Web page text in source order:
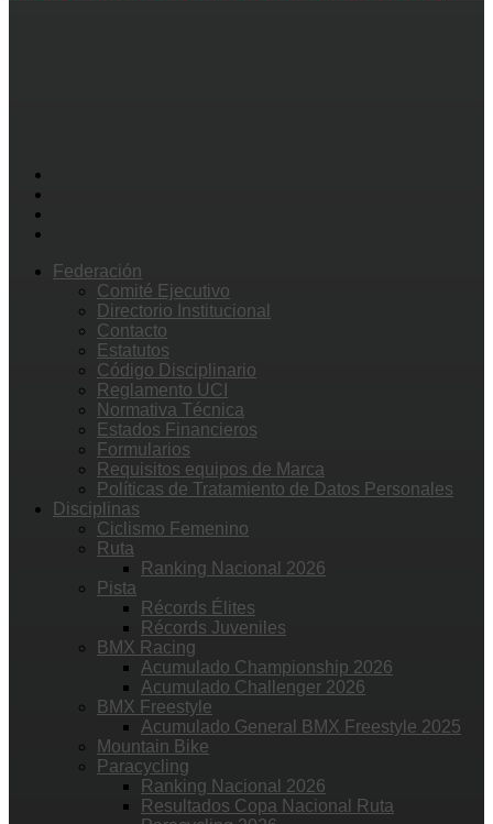
Federación
Comité Ejecutivo
Directorio Institucional
Contacto
Estatutos
Código Disciplinario
Reglamento UCI
Normativa Técnica
Estados Financieros
Formularios
Requisitos equipos de Marca
Políticas de Tratamiento de Datos Personales
Disciplinas
Ciclismo Femenino
Ruta
Ranking Nacional 2026
Pista
Récords Élites
Récords Juveniles
BMX Racing
Acumulado Championship 2026
Acumulado Challenger 2026
BMX Freestyle
Acumulado General BMX Freestyle 2025
Mountain Bike
Paracycling
Ranking Nacional 2026
Resultados Copa Nacional Ruta